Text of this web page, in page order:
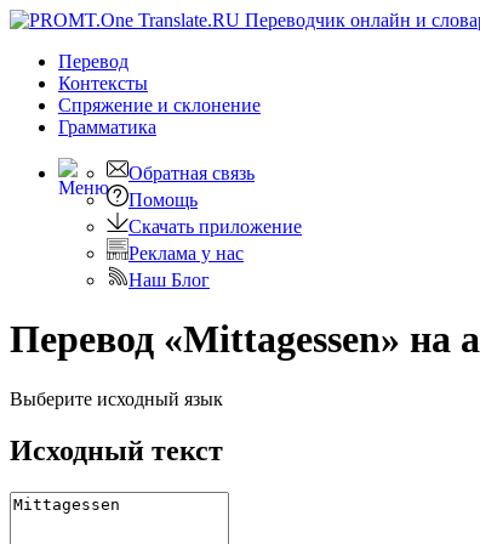
Перевод
Контексты
Спряжение и склонение
Грамматика
Обратная связь
Помощь
Скачать приложение
Реклама у нас
Наш Блог
Перевод «Mittagessen» на
Выберите исходный язык
Исходный текст